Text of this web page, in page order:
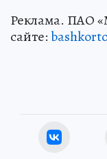
Реклама. ПАО
сайте: